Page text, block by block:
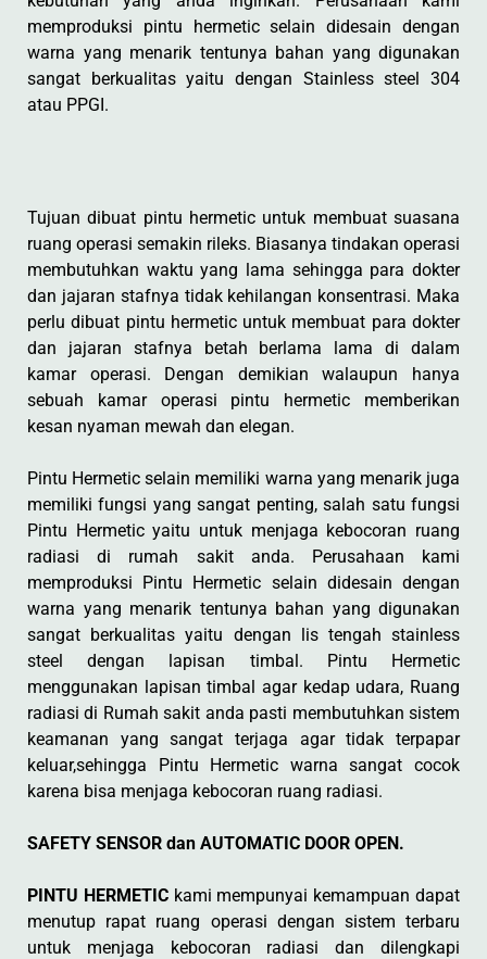
memproduksi pintu hermetic selain didesain dengan
warna yang menarik tentunya bahan yang digunakan
sangat berkualitas yaitu dengan Stainless steel 304
atau PPGI.
Tujuan dibuat pintu hermetic untuk membuat suasana
ruang operasi semakin rileks. Biasanya tindakan operasi
membutuhkan waktu yang lama sehingga para dokter
dan jajaran stafnya tidak kehilangan konsentrasi. Maka
perlu dibuat pintu hermetic untuk membuat para dokter
dan jajaran stafnya betah berlama lama di dalam
kamar operasi. Dengan demikian walaupun hanya
sebuah kamar operasi pintu hermetic memberikan
kesan nyaman mewah dan elegan.
Pintu Hermetic selain memiliki warna yang menarik juga
memiliki fungsi yang sangat penting, salah satu fungsi
Pintu Hermetic yaitu untuk menjaga kebocoran ruang
radiasi di rumah sakit anda. Perusahaan kami
memproduksi Pintu Hermetic selain didesain dengan
warna yang menarik tentunya bahan yang digunakan
sangat berkualitas yaitu dengan lis tengah stainless
steel dengan lapisan timbal. Pintu Hermetic
menggunakan lapisan timbal agar kedap udara, Ruang
radiasi di Rumah sakit anda pasti membutuhkan sistem
keamanan yang sangat terjaga agar tidak terpapar
keluar,sehingga Pintu Hermetic warna sangat cocok
karena bisa menjaga kebocoran ruang radiasi.
SAFETY SENSOR dan AUTOMATIC DOOR OPEN.
PINTU HERMETICkami mempunyai kemampuan dapat
menutup rapat ruang operasi dengan sistem terbaru
untuk menjaga kebocoran radiasi dan dilengkapi